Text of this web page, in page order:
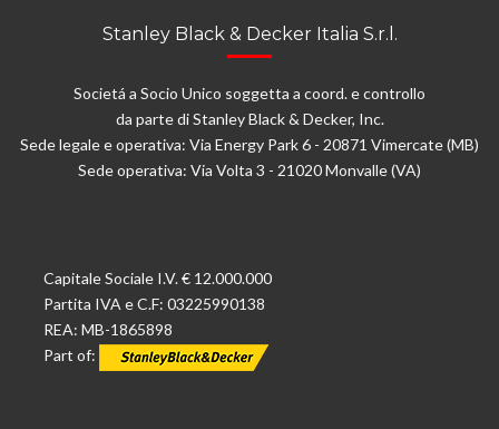
Stanley Black & Decker Italia S.r.l.
Societá a Socio Unico soggetta a coord. e controllo
da parte di Stanley Black & Decker, Inc.
Sede legale e operativa: Via Energy Park 6 - 20871 Vimercate (MB)
Sede operativa: Via Volta 3 - 21020 Monvalle (VA)
Capitale Sociale I.V. € 12.000.000
Partita IVA e C.F: 03225990138
REA: MB-1865898
Part of: